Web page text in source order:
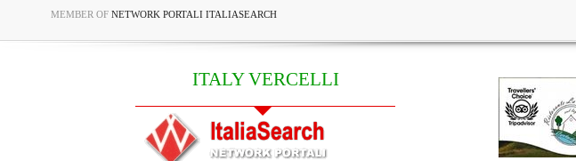
MEMBER OF NETWORK PORTALI ITALIASEARCH
ITALY VERCELLI